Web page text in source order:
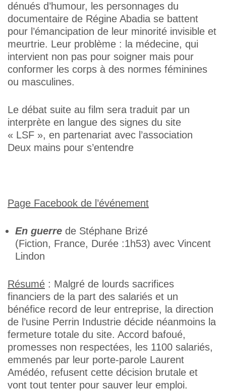
dénués d’humour, les personnages du
documentaire de Régine Abadia se battent
pour l’émancipation de leur minorité invisible et
meurtrie. Leur problème : la médecine, qui
intervient non pas pour soigner mais pour
conformer les corps à des normes féminines
ou masculines.
Le débat suite au film sera traduit par un
interprète en langue des signes du site
« LSF », en partenariat avec l’association
Deux mains pour s’entendre
Page Facebook de l’événement
En guerre de Stéphane Brizé
(Fiction, France, Durée :1h53) avec Vincent
Lindon
Résumé : Malgré de lourds sacrifices
financiers de la part des salariés et un
bénéfice record de leur entreprise, la direction
de l’usine Perrin Industrie décide néanmoins la
fermeture totale du site. Accord bafoué,
promesses non respectées, les 1100 salariés,
emmenés par leur porte‑parole Laurent
Amédéo, refusent cette décision brutale et
vont tout tenter pour sauver leur emploi.